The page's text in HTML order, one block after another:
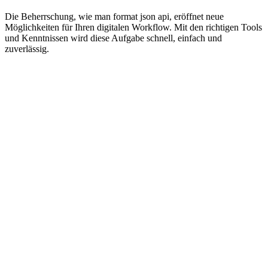
Die Beherrschung, wie man format json api, eröffnet neue
Möglichkeiten für Ihren digitalen Workflow. Mit den richtigen Tools
und Kenntnissen wird diese Aufgabe schnell, einfach und
zuverlässig.